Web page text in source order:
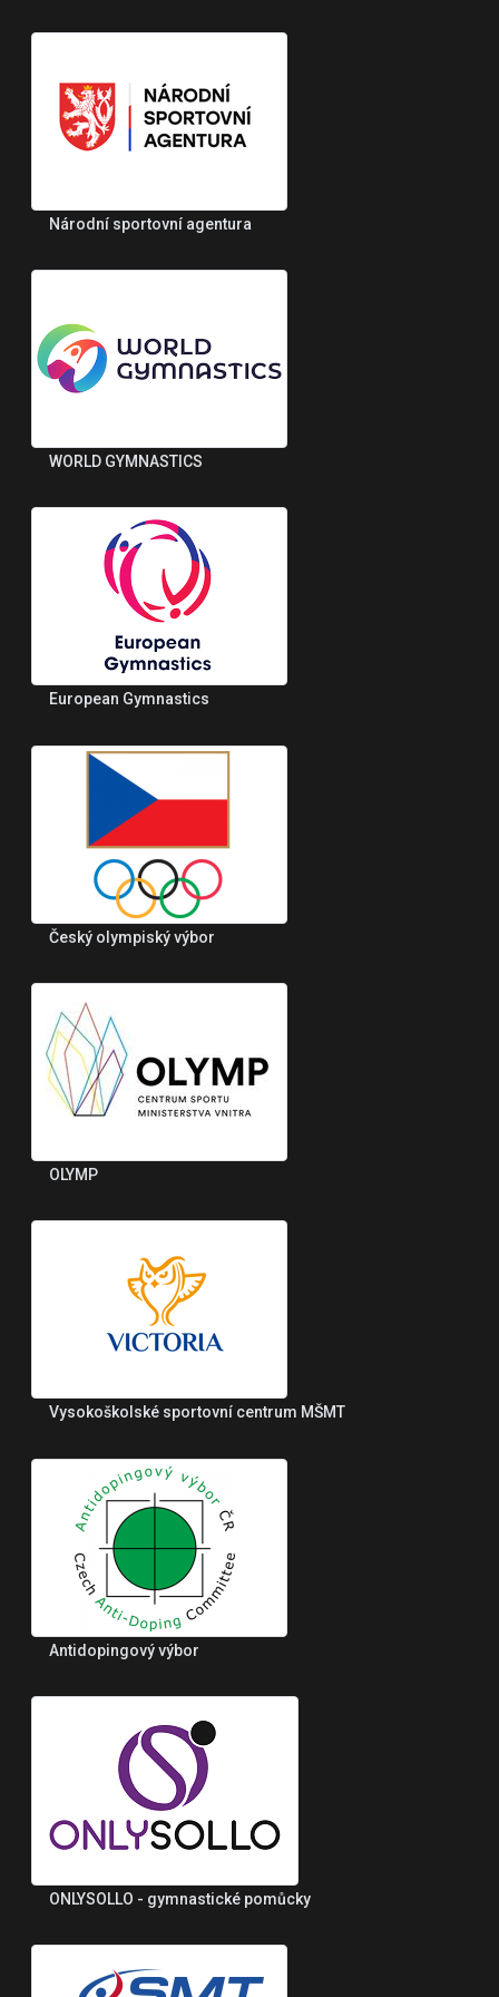
Národní sportovní agentura
WORLD GYMNASTICS
European Gymnastics
Český olympiský výbor
OLYMP
Vysokoškolské sportovní centrum MŠMT
Antidopingový výbor
ONLYSOLLO - gymnastické pomůcky